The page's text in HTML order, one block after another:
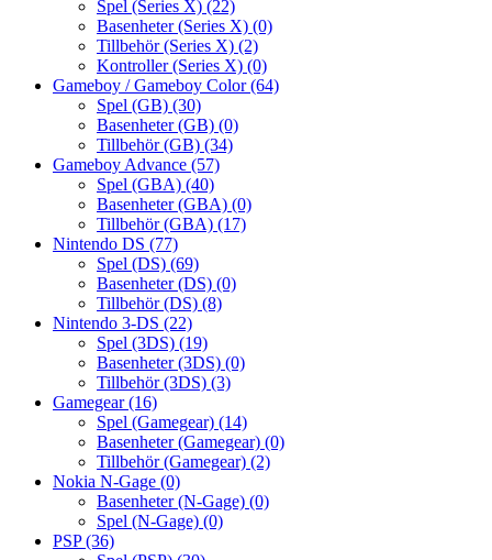
Spel (Series X) (22)
Basenheter (Series X) (0)
Tillbehör (Series X) (2)
Kontroller (Series X) (0)
Gameboy / Gameboy Color(64)
Spel (GB) (30)
Basenheter (GB) (0)
Tillbehör (GB) (34)
Gameboy Advance (57)
Spel (GBA) (40)
Basenheter (GBA) (0)
Tillbehör (GBA) (17)
Nintendo DS (77)
Spel (DS) (69)
Basenheter (DS) (0)
Tillbehör (DS) (8)
Nintendo 3-DS (22)
Spel (3DS) (19)
Basenheter (3DS) (0)
Tillbehör (3DS) (3)
Gamegear(16)
Spel (Gamegear) (14)
Basenheter (Gamegear) (0)
Tillbehör (Gamegear) (2)
Nokia N-Gage (0)
Basenheter (N-Gage) (0)
Spel (N-Gage) (0)
PSP(36)